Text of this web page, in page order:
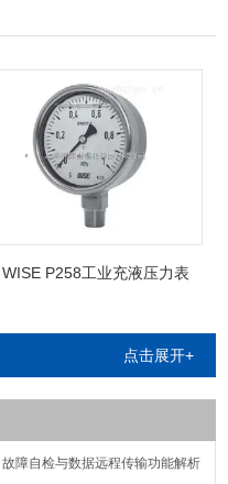
WISE P258工业充液压力表
点击展开+
障自检与数据远程传输功能解析